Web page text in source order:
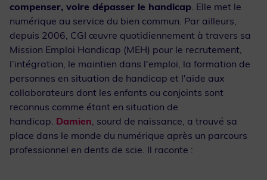
compenser, voire dépasser le handicap. Elle met le
numérique au service du bien commun. Par ailleurs,
depuis 2006, CGI œuvre quotidiennement à travers sa
Mission Emploi Handicap (MEH) pour le recrutement,
l’intégration, le maintien dans l'emploi, la formation de
personnes en situation de handicap et l'aide aux
collaborateurs dont les enfants ou conjoints sont
reconnus comme étant en situation de
handicap. Damien, sourd de naissance, a trouvé sa
place dans le monde du numérique après un parcours
professionnel en dents de scie. Il raconte :